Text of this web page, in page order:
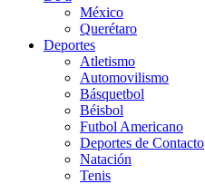
México
Querétaro
Deportes
Atletismo
Automovilismo
Básquetbol
Béisbol
Futbol Americano
Deportes de Contacto
Natación
Tenis